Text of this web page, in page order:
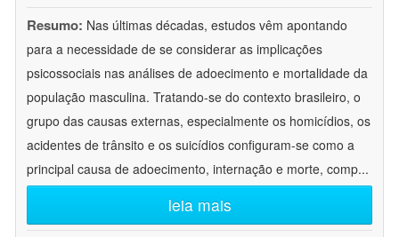
Resumo: Nas últimas décadas, estudos vêm apontando
para a necessidade de se considerar as implicações
psicossociais nas análises de adoecimento e mortalidade da
população masculina. Tratando-se do contexto brasileiro, o
grupo das causas externas, especialmente os homicídios, os
acidentes de trânsito e os suicídios configuram-se como a
principal causa de adoecimento, internação e morte, comp...
leia mais